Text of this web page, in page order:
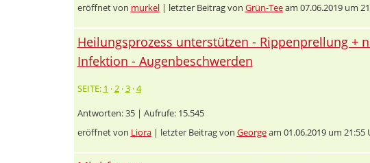
eröffnet von murkel| letzter Beitrag von Grün-Teeam 07.06.2019 um
Heilungsprozess unterstützen - Rippenprellung +
Infektion - Augenbeschwerden
SEITE: 1 ·2·3·4
Antworten: 35 | Aufrufe: 15.545
eröffnet von Liora| letzter Beitrag von Georgeam 01.06.2019 um 21:55